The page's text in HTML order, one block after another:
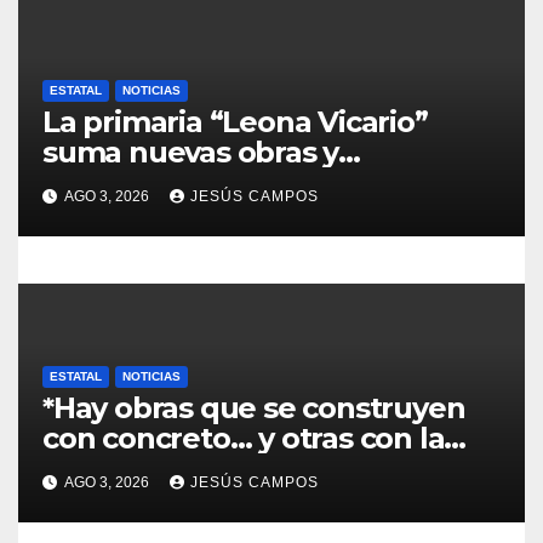
a
s
ESTATAL NOTICIAS
La primaria “Leona Vicario”
suma nuevas obras y
compromisos para fortalecer su
infraestructura
AGO 3, 2026 JESÚS CAMPOS
ESTATAL NOTICIAS
*Hay obras que se construyen
con concreto… y otras con la
convicción de brindar una
mejor atención a quienes más
lo necesitan.*
AGO 3, 2026 JESÚS CAMPOS